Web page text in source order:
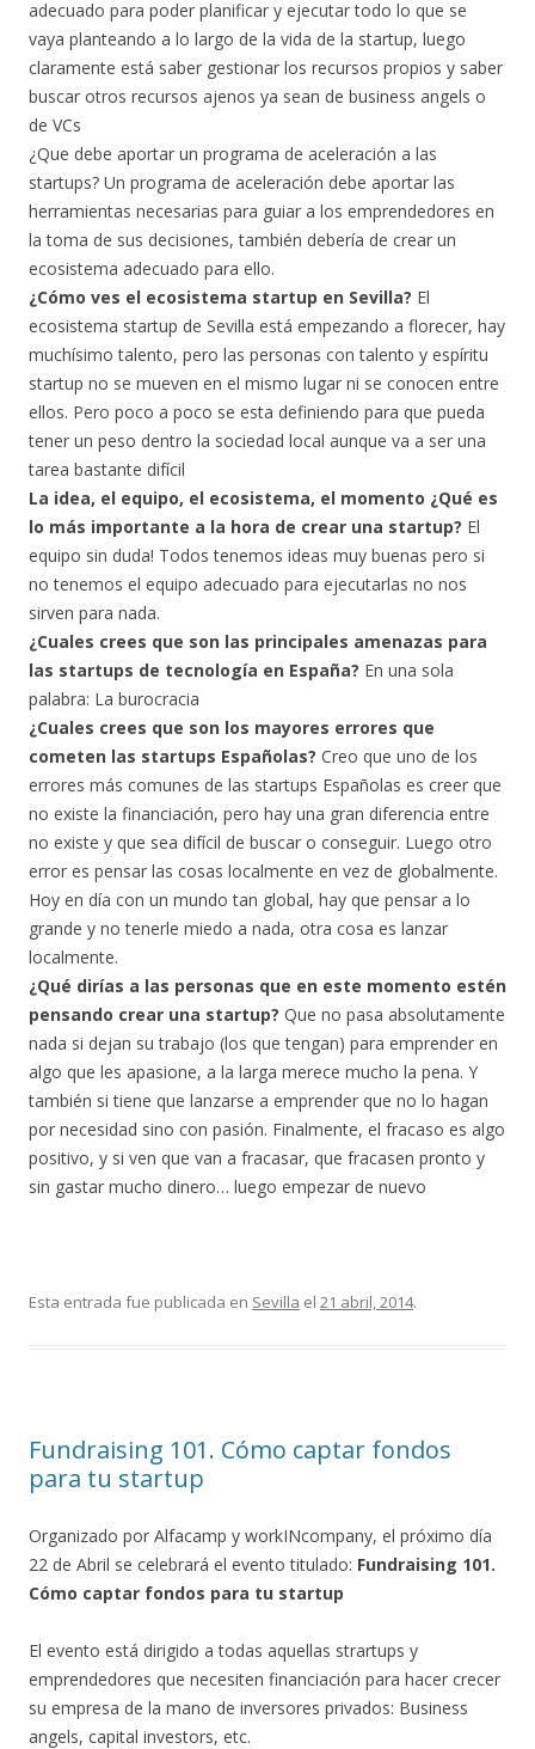
adecuado para poder planificar y ejecutar todo lo que se
vaya planteando a lo largo de la vida de la startup, luego
claramente está saber gestionar los recursos propios y saber
buscar otros recursos ajenos ya sean de business angels o
de VCs
¿Que debe aportar un programa de aceleración a las
startups? Un programa de aceleración debe aportar las
herramientas necesarias para guiar a los emprendedores en
la toma de sus decisiones, también debería de crear un
ecosistema adecuado para ello.
¿Cómo ves el ecosistema startup en Sevilla? El
ecosistema startup de Sevilla está empezando a florecer, hay
muchísimo talento, pero las personas con talento y espíritu
startup no se mueven en el mismo lugar ni se conocen entre
ellos. Pero poco a poco se esta definiendo para que pueda
tener un peso dentro la sociedad local aunque va a ser una
tarea bastante difícil
La idea, el equipo, el ecosistema, el momento ¿Qué es
lo más importante a la hora de crear una startup? El
equipo sin duda! Todos tenemos ideas muy buenas pero si
no tenemos el equipo adecuado para ejecutarlas no nos
sirven para nada.
¿Cuales crees que son las principales amenazas para
las startups de tecnología en España? En una sola
palabra: La burocracia
¿Cuales crees que son los mayores errores que
cometen las startups Españolas? Creo que uno de los
errores más comunes de las startups Españolas es creer que
no existe la financiación, pero hay una gran diferencia entre
no existe y que sea difícil de buscar o conseguir. Luego otro
error es pensar las cosas localmente en vez de globalmente.
Hoy en día con un mundo tan global, hay que pensar a lo
grande y no tenerle miedo a nada, otra cosa es lanzar
localmente.
¿Qué dirías a las personas que en este momento estén
pensando crear una startup? Que no pasa absolutamente
nada si dejan su trabajo (los que tengan) para emprender en
algo que les apasione, a la larga merece mucho la pena. Y
también si tiene que lanzarse a emprender que no lo hagan
por necesidad sino con pasión. Finalmente, el fracaso es algo
positivo, y si ven que van a fracasar, que fracasen pronto y
sin gastar mucho dinero… luego empezar de nuevo
Esta entrada fue publicada en Sevilla el 21 abril, 2014.
Fundraising 101. Cómo captar fondos
para tu startup
Organizado por Alfacamp y workINcompany, el próximo día
22 de Abril se celebrará el evento titulado: Fundraising 101.
Cómo captar fondos para tu startup
El evento está dirigido a todas aquellas strartups y
emprendedores que necesiten financiación para hacer crecer
su empresa de la mano de inversores privados: Business
angels, capital investors, etc.